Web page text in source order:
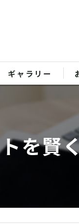
ギャラリー
を賢